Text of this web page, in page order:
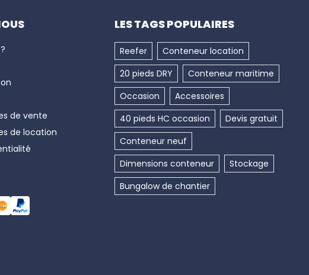
le cache-cadenas si soudé). Ils s’adressent aux
pivotantes ou encore béquilles pour faciliter la
grilles d’aération et plus encore pour transformer
de vente
de location
LES TAGS POPULAIRES
Reefer
Conteneur location
20 pieds DRY
Conteneur maritime
Occasion
Accessoires
40 pieds HC occasion
Devis gratuit
Conteneur neuf
Dimensions conteneur
Stockage
Bungalow de chantier